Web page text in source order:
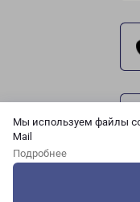
Мы используем файлы
Mail
Подробнее